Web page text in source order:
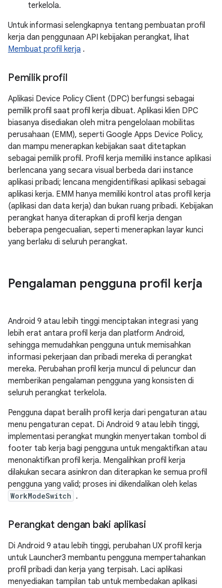
terkelola.
Untuk informasi selengkapnya tentang pembuatan profil
kerja dan penggunaan API kebijakan perangkat, lihat
Membuat profil kerja .
Pemilik profil
Aplikasi Device Policy Client (DPC) berfungsi sebagai
pemilik profil saat profil kerja dibuat. Aplikasi klien DPC
biasanya disediakan oleh mitra pengelolaan mobilitas
perusahaan (EMM), seperti Google Apps Device Policy,
dan mampu menerapkan kebijakan saat ditetapkan
sebagai pemilik profil. Profil kerja memiliki instance aplikasi
berlencana yang secara visual berbeda dari instance
aplikasi pribadi; lencana mengidentifikasi aplikasi sebagai
aplikasi kerja. EMM hanya memiliki kontrol atas profil kerja
(aplikasi dan data kerja) dan bukan ruang pribadi. Kebijakan
perangkat hanya diterapkan di profil kerja dengan
beberapa pengecualian, seperti menerapkan layar kunci
yang berlaku di seluruh perangkat.
Pengalaman pengguna profil kerja
Android 9 atau lebih tinggi menciptakan integrasi yang
lebih erat antara profil kerja dan platform Android,
sehingga memudahkan pengguna untuk memisahkan
informasi pekerjaan dan pribadi mereka di perangkat
mereka. Perubahan profil kerja muncul di peluncur dan
memberikan pengalaman pengguna yang konsisten di
seluruh perangkat terkelola.
Pengguna dapat beralih profil kerja dari pengaturan atau
menu pengaturan cepat. Di Android 9 atau lebih tinggi,
implementasi perangkat mungkin menyertakan tombol di
footer tab kerja bagi pengguna untuk mengaktifkan atau
menonaktifkan profil kerja. Mengalihkan profil kerja
dilakukan secara asinkron dan diterapkan ke semua profil
pengguna yang valid; proses ini dikendalikan oleh kelas
WorkModeSwitch .
Perangkat dengan baki aplikasi
Di Android 9 atau lebih tinggi, perubahan UX profil kerja
untuk Launcher3 membantu pengguna mempertahankan
profil pribadi dan kerja yang terpisah. Laci aplikasi
menyediakan tampilan tab untuk membedakan aplikasi